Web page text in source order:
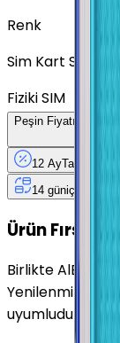
Renk
Sim Kart Seçimi
Fiziki SIM
Peşin Fiyatına
12 AyTaksit
14 güniçinde iade
Ürün Fırsatları
Birlikte AlEn
Yenilenmiş
uyumludur.